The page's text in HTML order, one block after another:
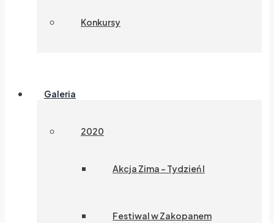
Konkursy
Galeria
2020
Akcja Zima – Tydzień I
Festiwal w Zakopanem